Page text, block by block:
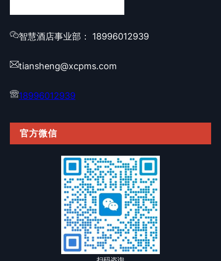
智慧酒店事业部： 18996012939
tiansheng@xcpms.com
18996012939
官方微信